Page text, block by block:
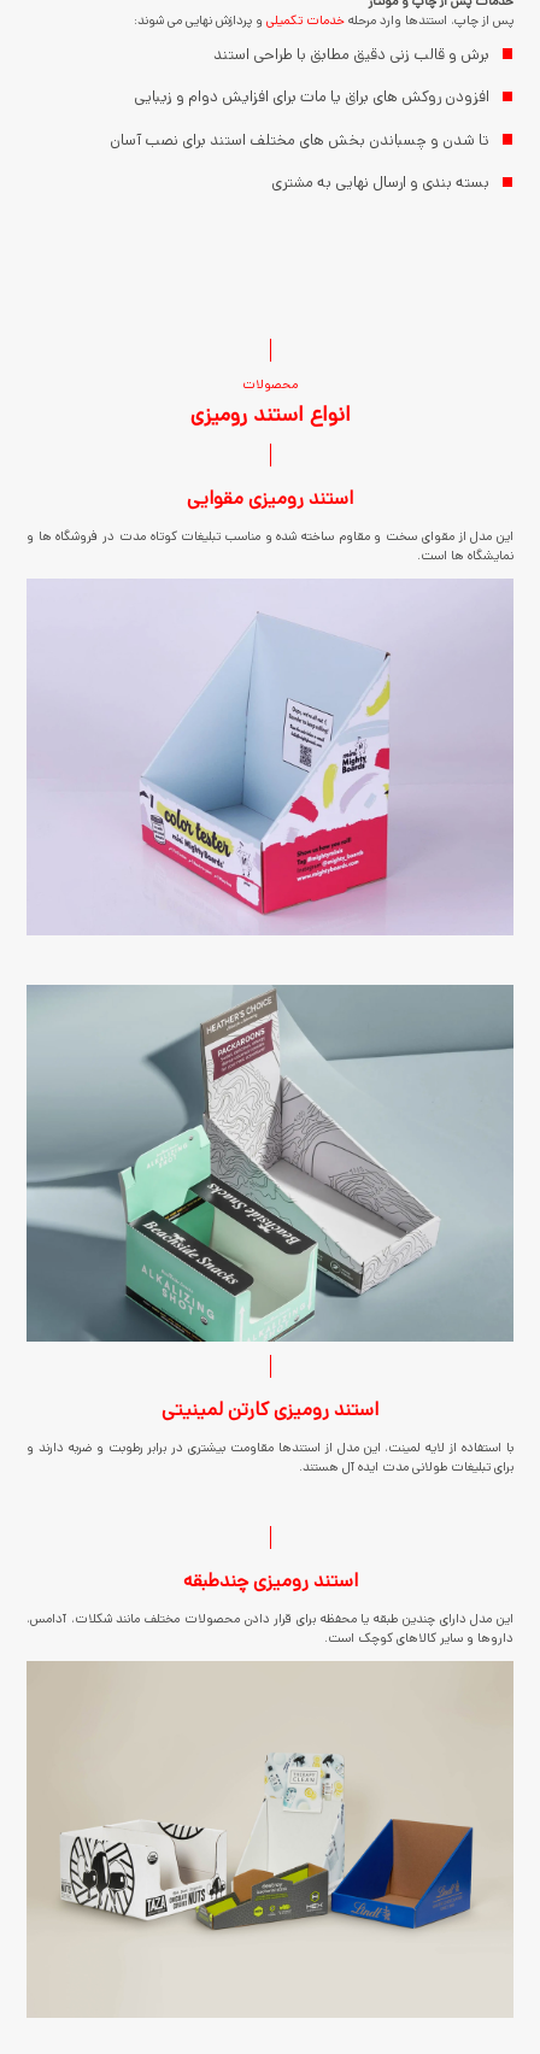
پس از چاپ، استندها وارد مرحلهخدمات تکمیلی و پردازش نهایی می شوند:
برش و قالب زنی دقیق مطابق با طراحی استند
افزودن روکش های براق یا مات برای افزایش دوام و زیبایی
تا شدن و چسباندن بخش های مختلف استند برای نصب آسان
بسته بندی و ارسال نهایی به مشتری
محصولات
انواع استند رومیزی
استند رومیزی مقوایی
این مدل از مقوای سخت و مقاوم ساخته شده و مناسب تبلیغات کوتاه مدت در فروشگاه ها و
نمایشگاه ها است.
استند رومیزی کارتن لمینیتی
با استفاده از لایه لمینت، این مدل از استندها مقاومت بیشتری در برابر رطوبت و ضربه دارند و
برای تبلیغات طولانی مدت ایده آل هستند.
استند رومیزی چندطبقه
این مدل دارای چندین طبقه یا محفظه برای قرار دادن محصولات مختلف مانند شکلات، آدامس،
داروها و سایر کالاهای کوچک است.